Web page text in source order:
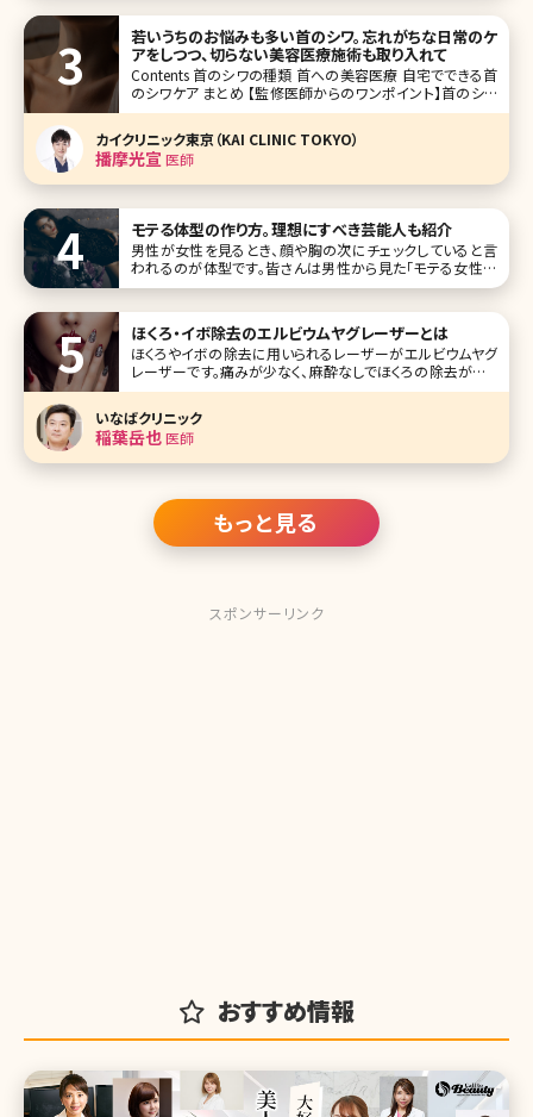
若いうちのお悩みも多い首のシワ。忘れがちな日常のケ
アをしつつ、切らない美容医療施術も取り入れて
Contents 首のシワの種類 首への美容医療 自宅でできる首
のシワケア まとめ 【監修医師からのワンポイント】首のシワ
は加齢だけでなく姿勢や癖など日常習慣の影響も大きい部
位です。深くなる前ほど改善しやすいため、まずは保湿や紫外
線対策を習慣づけましょう。美容医療では、ダウンタ
カイクリニック東京（KAI CLINIC TOKYO）
播摩光宣 医師
モテる体型の作り方。理想にすべき芸能人も紹介
男性が女性を見るとき、顔や胸の次にチェックしていると言
われるのが体型です。皆さんは男性から見た「モテる女性の
体型」はどんなスタイルだと思いますか?ここでは女性と男性
ついて詳し
ほくろ・イボ除去のエルビウムヤグレーザーとは
ほくろやイボの除去に用いられるレーザーがエルビウムヤグ
レーザーです。痛みが少なく、麻酔なしでほくろの除去ができ
る唯一のレーザーであると言われています。単に「エルビウ
ムレーザー」と呼ばれることも。 「普通のヤグレーザーとどう
違うの?
いなばクリニック
稲葉岳也医師
もっと見る
スポンサーリンク
おすすめ情報